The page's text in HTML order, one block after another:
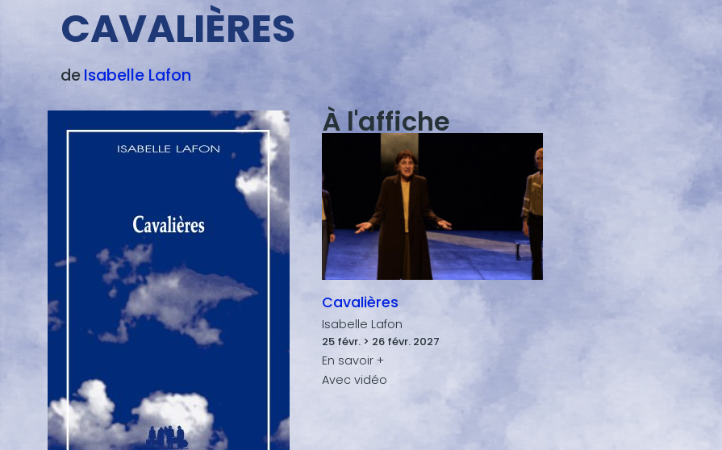
CAVALIÈRES
deIsabelle Lafon
À l'affiche
Cavalières
Isabelle Lafon
25 févr. > 26 févr. 2027